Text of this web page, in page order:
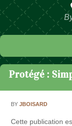
Passer au contenu
Protégé :
BYJBOISARD
Cette publication